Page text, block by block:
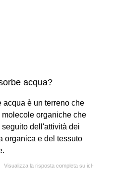
acqua?
acqua è un terreno che
organiche che
dell'attività dei
organica e del tessuto
Visualizza la risposta completa su icl-